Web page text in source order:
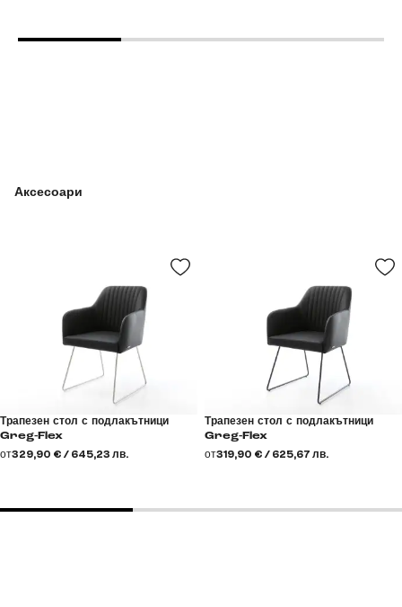
Аксесоари
Трапезен стол с подлакътници
Greg-Flex
от329,90 € / 645,23 лв.
Трапезен стол с подлакътници
Greg-Flex
от319,90 € / 625,67 лв.